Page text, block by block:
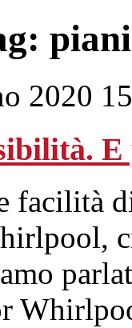
2020
facilità